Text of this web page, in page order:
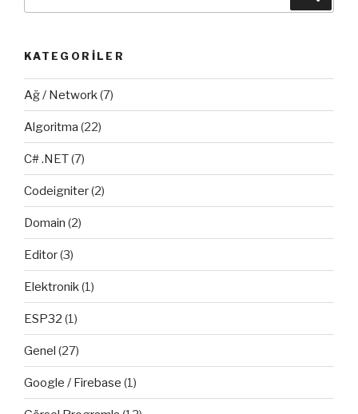
KATEGORILER
Ağ / Network(7)
Algoritma (22)
C# .NET(7)
Codeigniter(2)
Domain (2)
Editor(3)
Elektronik(1)
ESP32 (1)
Genel (27)
Google / Firebase (1)